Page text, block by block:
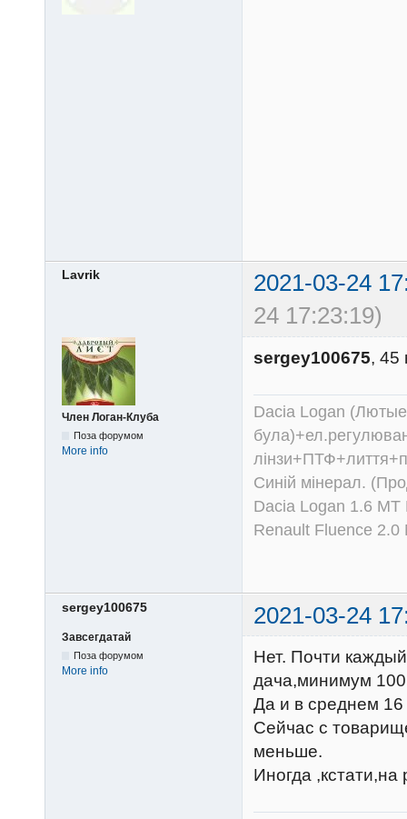
Lavrik
2021-03-24
24 17:23:19)
Член Логан-Клуба
Поза форумом
More info
sergey100675, 45
Dacia Logan
Синій мінерал.
Dacia Logan 1.6 MT
Renault Fluence
sergey100675 2021-03-24
Завсегдатай
Поза форумом
More info
Нет. Почти
дача,минимум
Да и в среднем 16
Сейчас с
меньше.
Иногда